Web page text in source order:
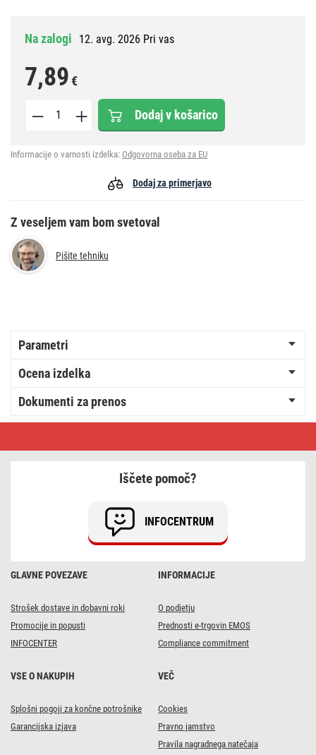
Na zalogi 12. avg. 2026 Pri vas
7,89€
Dodaj v košarico
Informacije o varnosti izdelka: Odgovorna oseba za EU
Dodaj za primerjavo
Z veseljem vam bom svetoval
Pišite tehniku
Parametri
Ocena izdelka
Dokumenti za prenos
GLAVNE POVEZAVE
Strošek dostave in dobavni roki
Promocije in popusti
INFOCENTER
INFORMACIJE
O podjetju
Prednosti e-trgovin EMOS
Compliance commitment
VSE O NAKUPIH
Splošni pogoji za končne potrošnike
Garancijska izjava
VEČ
Cookies
Pravno jamstvo
Pravila nagradnega natečaja
Iščete pomoč?
INFOCENTRUM